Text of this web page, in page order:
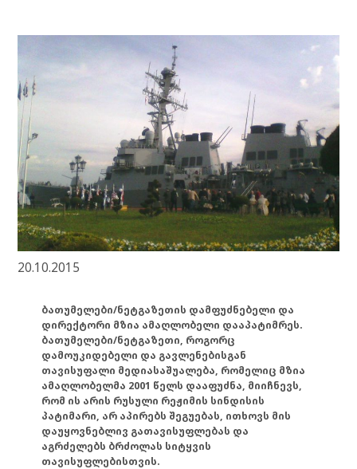
20.10.2015
ბათუმელები/ნეტგაზეთის დამფუძნებელი და
დირექტორი მზია ამაღლობელი დააპატიმრეს.
ბათუმელები/ნეტგაზეთი, როგორც
დამოუკიდებელი და გავლენებისგან
თავისუფალი მედიასაშუალება, რომელიც მზია
ამაღლობელმა 2001 წელს დააფუძნა, მიიჩნევს,
რომ ის არის რუსული რეჟიმის სინდისის
პატიმარი, არ აპირებს შეგუებას, ითხოვს მის
დაუყოვნებლივ გათავისუფლებას და
აგრძელებს ბრძოლას სიტყვის
თავისუფლებისთვის.